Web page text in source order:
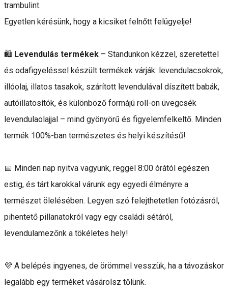
trambulint.
Egyetlen kérésünk, hogy a kicsiket felnőtt felügyelje!
🛍️ Levendulás termékek – Standunkon kézzel, szeretettel
és odafigyeléssel készült termékek várják: levendulacsokrok,
illóolaj, illatos tasakok, szárított levendulával díszített babák,
autóillatosítók, és különböző formájú roll-on üvegcsék
levendulaolajjal – mind gyönyörű és figyelemfelkeltő. Minden
termék 100%-ban természetes és helyi készítésű!
📅 Minden nap nyitva vagyunk, reggel 8:00 órától egészen
estig, és tárt karokkal várunk egy egyedi élményre a
természet ölelésében. Legyen szó felejthetetlen fotózásról,
pihentető pillanatokról vagy egy családi sétáról,
levendulamezőnk a tökéletes hely!
💜 A belépés ingyenes, de örömmel vesszük, ha a távozáskor
legalább egy terméket vásárolsz tőlünk.